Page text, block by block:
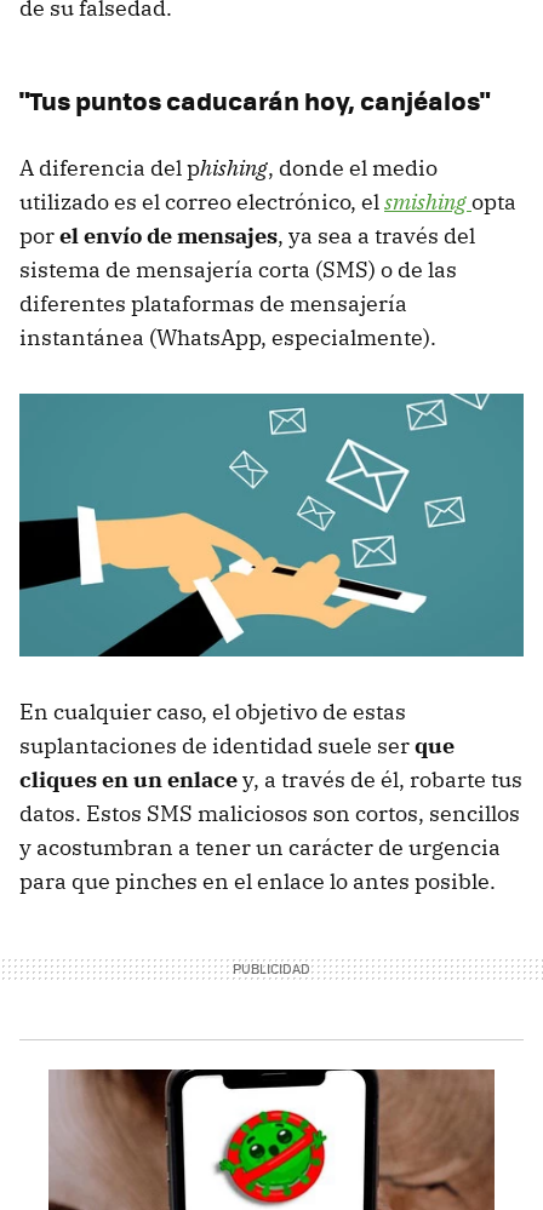
de su falsedad.
"Tus puntos caducarán hoy, canjéalos"
A diferencia del phishing, donde el medio
utilizado es el correo electrónico, elsmishingopta
porel envío de mensajes, ya sea a través del
sistema de mensajería corta (SMS) o de las
diferentes plataformas de mensajería
instantánea (WhatsApp, especialmente).
En cualquier caso, el objetivo de estas
suplantaciones de identidad suele serque
cliques en un enlacey, a través de él, robarte tus
datos. Estos SMS maliciosos son cortos, sencillos
y acostumbran a tener un carácter de urgencia
para que pinches en el enlace lo antes posible.